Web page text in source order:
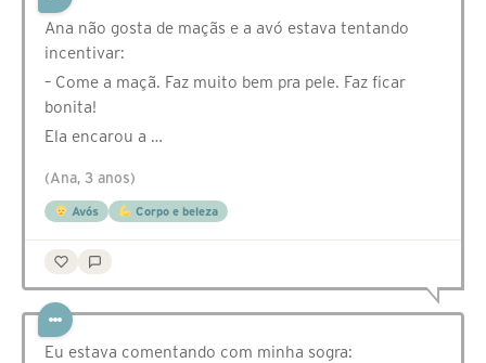
Ana não gosta de maçãs e a avó estava tentando
incentivar:
– Come a maçã. Faz muito bem pra pele. Faz ficar
bonita!
Ela encarou a …
(Ana, 3 anos)
Avós Corpo e beleza
Eu estava comentando com minha sogra: